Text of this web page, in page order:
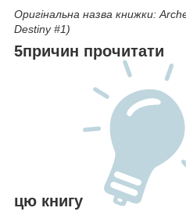
Оригінальна назва книжки:
Destiny #1)
5причин прочитати
цю книгу